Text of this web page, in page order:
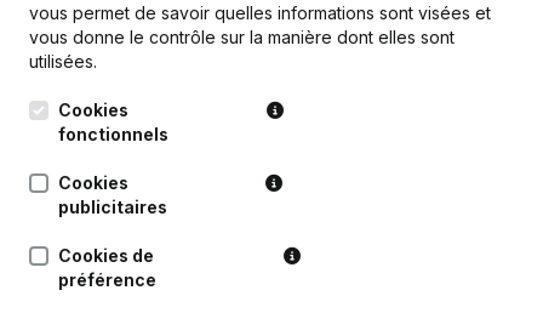
Publications
Date
Modification Forme Juridique -
Demissions, Nominations
vous permet de savoir quelles informations sont visées et
vous donne le contrôle sur la manière dont elles sont
utilisées.
Cookies
fonctionnels
Cookies
publicitaires
Cookies de
préférence